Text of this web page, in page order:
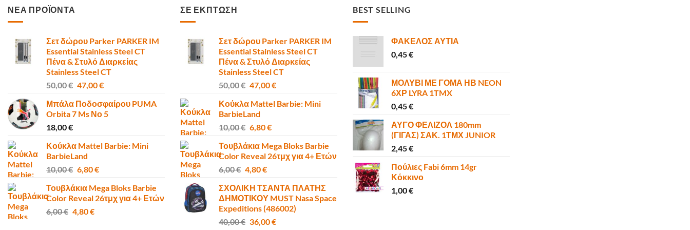
ΝΕΑ ΠΡΟΪΟΝΤΑ
Σετ δώρου Parker PARKER IM
Essential Stainless Steel CT
Πένα & Στυλό Διαρκείας
Stainless Steel CT
50,00€ Original
was:
50,00 €.
47,00€Η
τιμή
είναι:
Μπάλα Ποδοσφαίρου PUMA
Orbita 7 Ms Νο 5
18,00€
Κούκλα Mattel Barbie: Mini
BarbieLand
10,00€ Original
was:
10,00 €.
6,80€Η
τιμή
είναι:
Τουβλάκια Mega Bloks Barbie
Color Reveal 26τμχ για 4+ Ετών
6,00€ Original
4,80€Η
ΣΕ ΕΚΠΤΩΣΗ
Σετ δώρου Parker PARKER IM
Essential Stainless Steel CT
Πένα & Στυλό Διαρκείας
Stainless Steel CT
50,00€ Original
was:
50,00 €.
47,00€Η
τιμή
Κούκλα Mattel Barbie: Mini
BarbieLand
10,00€ Original
was:
10,00 €.
6,80€Η
τιμή
είναι:
Τουβλάκια Mega Bloks Barbie
Color Reveal 26τμχ για 4+ Ετών
6,00€ Original
was:
6,00 €.
4,80€Η
τιμή
είναι:
4,80 €.
ΣΧΟΛΙΚΗ ΤΣΑΝΤΑ ΠΛΑΤΗΣ
ΔΗΜΟΤΙΚΟΥ MUST Nasa Space
Expeditions (486002)
40,00€ Original
36,00€Η
BEST SELLING
ΦΑΚΕΛΟΣ ΑΥΤΙΑ
0,45€
ΜΟΛΥΒΙ ΜΕ ΓΟΜΑ ΗΒ NEON
6ΧΡ LYRA 1TMX
0,45€
ΑΥΓΟ ΦΕΛΙΖΟΛ 180mm
(ΓΙΓΑΣ) ΣΑΚ. 1ΤΜΧ JUNIOR
2,45€
Πούλιες Fabi 6mm 14gr
Κόκκινο
1,00€